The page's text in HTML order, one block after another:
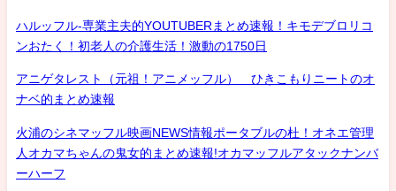
ハルッフル-専業主夫的YOUTUBERまとめ速報！キモデブロリコ
ンおたく！初老人の介護生活！激動の1750日
アニゲタレスト（元祖！アニメッフル） ひきこもりニートのオ
ナベ的まとめ速報
火浦のシネマッフル映画NEWS情報ポータブルの杜！オネエ管理
人オカマちゃんの鬼女的まとめ速報!オカマッフルアタックナンバ
ーハーフ